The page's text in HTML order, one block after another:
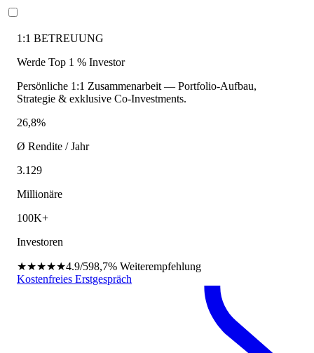
1:1 BETREUUNG
Werde Top 1 % Investor
Persönliche 1:1 Zusammenarbeit — Portfolio-Aufbau,
Strategie & exklusive Co-Investments.
26,8%
Ø Rendite / Jahr
3.129
Millionäre
100K+
Investoren
★★★★★4.9/598,7% Weiterempfehlung
Kostenfreies Erstgespräch